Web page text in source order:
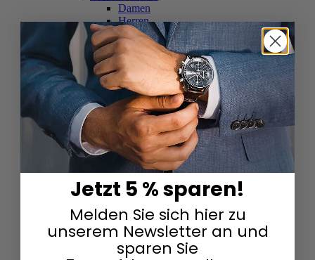
Damen
Herren
Schweizer Uhren
Damen
Herren
Skelettuhren
Damen
Herren
Smartwatches
Damen
Herren
Solaruhren
Herren
Damen
Sportuhren
Damen
Herren
Swarovski & Edelsteine
Damen
Herren
Jetzt 5 % sparen!
Melden Sie sich hier zu
unserem Newsletter an und
sparen Sie